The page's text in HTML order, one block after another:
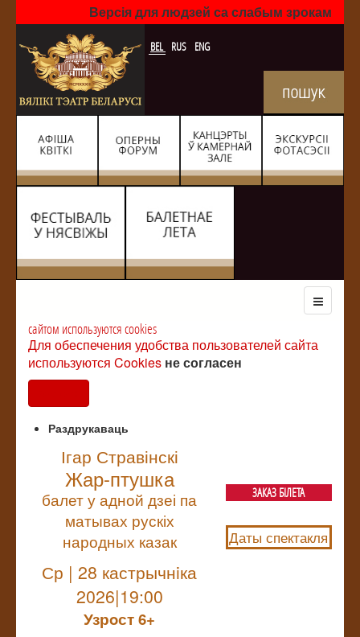
Версія для людзей са слабым зрокам
BEL RUS ENG
сайтом используются cookies
Для обеспечения удобства пользователей сайта
используются Cookies не согласен
Раздрукаваць
Ігар Стравінскі
Жар-птушка
балет у адной дзеі па
матывах рускіх
народных казак
Ср | 28 кастрычнiка
2026|19:00
Узрoст 6+
ЗАКАЗ БIЛЕТА
Даты спектакля